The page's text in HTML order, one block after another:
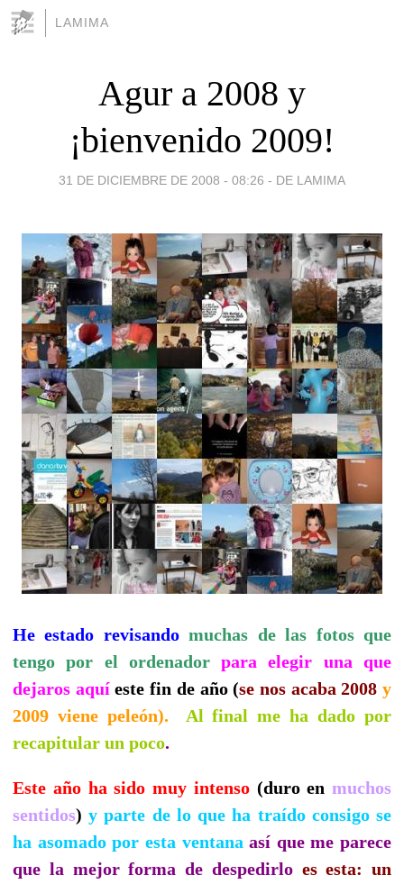
LAMIMA
Agur a 2008 y
¡bienvenido 2009!
31 DE DICIEMBRE DE 2008 - 08:26 - DE LAMIMA
He estado revisando muchas de las fotos que
tengo por el ordenador para elegir una que
dejaros aquíeste fin de año (se nos acaba 2008 y
2009 viene peleón).
Al final me ha dado por
recapitular un poco.
Este año ha sido muy intenso(duro en muchos
sentidos)y parte de lo que ha traído consigo se
ha asomado por esta ventana así que me parece
que la mejor forma de despedirlo es esta: un